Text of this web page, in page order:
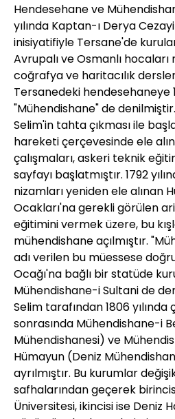
Hendesehane ve
yılında Kaptan-ı Derya
inisiyatifiyle Tersane'de
Avrupalı ve Osmanlı
coğrafya ve haritacılık
Tersanedeki hendesehaneye
"Mühendishane" de
Selim'in tahta çıkması ile
hareketi çerçevesinde ele
çalışmaları, askeri teknik
sayfayı başlatmıştır. 1792
nizamları yeniden ele alınan
Ocakları'na gerekli görülen
eğitimini vermek üzere, bu
mühendishane açılmıştır.
adı verilen bu müessese
Ocağı'na bağlı bir statüde
Mühendishane-i Sultani de
Selim tarafından 1806 yılında
sonrasında Mühendishane-i
Mühendishanesi) ve
Hümayun (Deniz
ayrılmıştır. Bu kurumlar
safhalarından geçerek
Üniversitesi, ikincisi ise Deniz